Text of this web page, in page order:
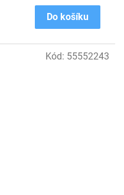
Do košíku
Kód: 55552243